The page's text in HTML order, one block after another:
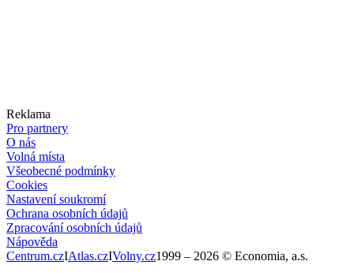
Reklama
Pro partnery
O nás
Volná místa
Všeobecné podmínky
Cookies
Nastavení soukromí
Ochrana osobních údajů
Zpracování osobních údajů
Nápověda
Centrum.czIAtlas.czIVolny.cz1999 – 2026 © Economia, a.s.